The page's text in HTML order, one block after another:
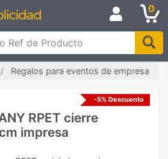
0
de Producto
Regalos para eventos de empresa
-5% Descuento
RPET cierre
impresa